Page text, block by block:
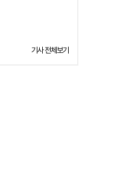
기사 전체보기